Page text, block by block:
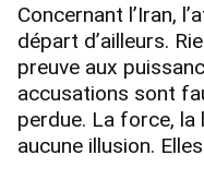
Concernant l’Iran,
départ d’ailleurs.
preuve aux
accusations sont
perdue. La force,
aucune illusion.